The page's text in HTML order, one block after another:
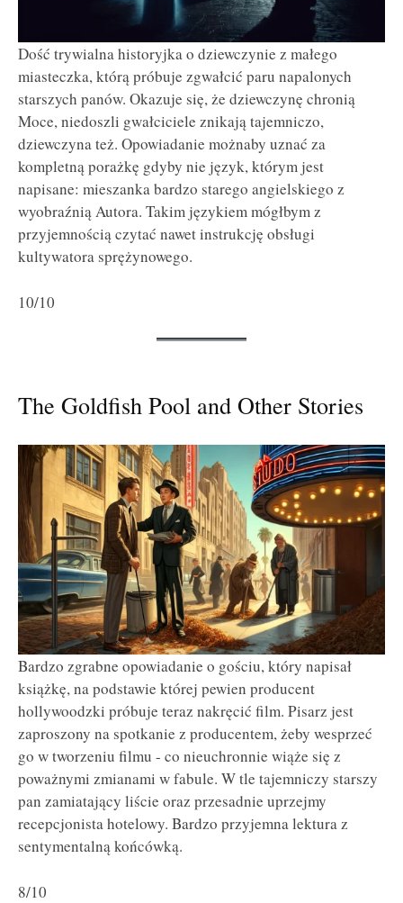
Dość trywialna historyjka o dziewczynie z małego
miasteczka, którą próbuje zgwałcić paru napalonych
starszych panów. Okazuje się, że dziewczynę chronią
Moce, niedoszli gwałciciele znikają tajemniczo,
dziewczyna też. Opowiadanie możnaby uznać za
kompletną porażkę gdyby nie język, którym jest
napisane: mieszanka bardzo starego angielskiego z
wyobraźnią Autora. Takim językiem mógłbym z
przyjemnością czytać nawet instrukcję obsługi
kultywatora sprężynowego.
10/10
The Goldfish Pool and Other Stories
Bardzo zgrabne opowiadanie o gościu, który napisał
książkę, na podstawie której pewien producent
hollywoodzki próbuje teraz nakręcić film. Pisarz jest
zaproszony na spotkanie z producentem, żeby wesprzeć
go w tworzeniu filmu - co nieuchronnie wiąże się z
poważnymi zmianami w fabule. W tle tajemniczy starszy
pan zamiatający liście oraz przesadnie uprzejmy
recepcjonista hotelowy. Bardzo przyjemna lektura z
sentymentalną końcówką.
8/10